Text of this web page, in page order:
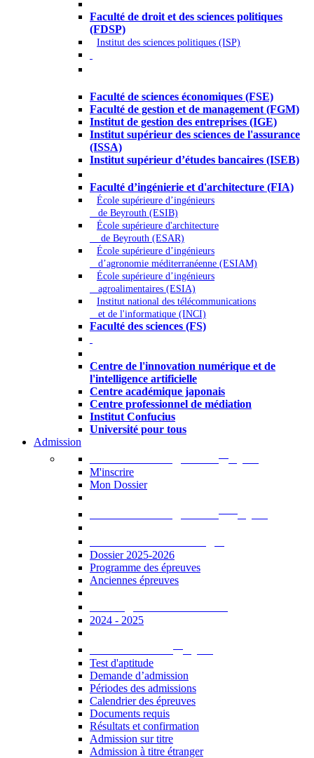
Faculté de droit et des sciences politiques
(FDSP)
Institut des sciences politiques (ISP)
Faculté de sciences économiques (FSE)
Faculté de gestion et de management (FGM)
Institut de gestion des entreprises (IGE)
Institut supérieur des sciences de l'assurance
(ISSA)
Institut supérieur d’études bancaires (ISEB)
Faculté d’ingénierie et d'architecture (FIA)
École supérieure d’ingénieurs
de Beyrouth (ESIB)
École supérieure d'architecture
de Beyrouth (ESAR)
École supérieure d’ingénieurs
d’agronomie méditerranéenne (ESIAM)
École supérieure d’ingénieurs
agroalimentaires (ESIA)
Institut national des télécommunications
et de l'informatique (INCI)
Faculté des sciences (FS)
Centre de l'innovation numérique et de
l'intelligence artificielle
Centre académique japonais
Centre professionnel de médiation
Institut Confucius
Université pour tous
Admission
M'inscrire
Mon Dossier
Dossier 2025-2026
Programme des épreuves
Anciennes épreuves
2024 - 2025
Test d'aptitude
Demande d’admission
Périodes des admissions
Calendrier des épreuves
Documents requis
Résultats et confirmation
Admission sur titre
Admission à titre étranger